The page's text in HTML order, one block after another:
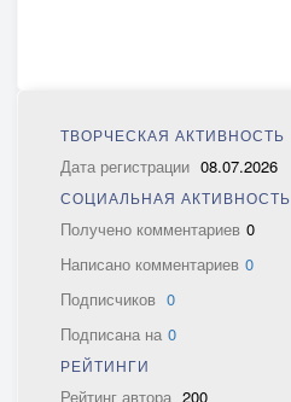
ТВОРЧЕСКАЯ АКТИВНОСТЬ
Дата регистрации 08.07.2026
СОЦИАЛЬНАЯ АКТИВНОСТЬ
Получено комментариев 0
Написано комментариев 0
Подписчиков 0
Подписана на 0
РЕЙТИНГИ
Рейтинг автора 200